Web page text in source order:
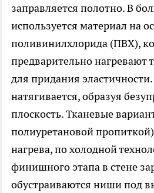
заправляется полотно. В
используется материал на
поливинилхлорида (ПВХ),
предварительно нагревают
для придания
натягивается, образуя
плоскость. Тканевые
полиуретановой
нагрева, по холодной
финишного этапа в стене
обустраиваются ниши под